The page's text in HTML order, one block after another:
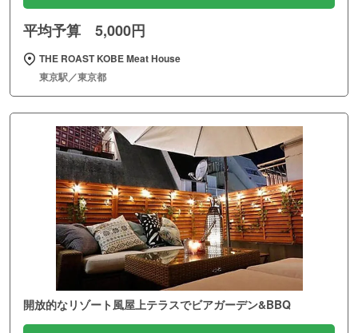
平均予算 5,000円
THE ROAST KOBE Meat House
東京駅／東京都
開放的なリゾート風屋上テラスでビアガーデン&BBQ